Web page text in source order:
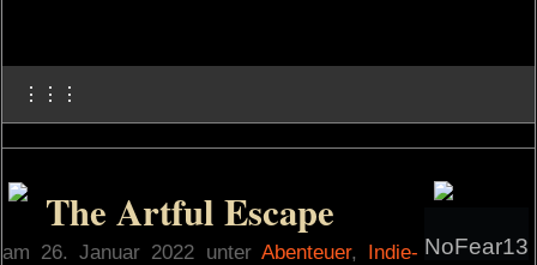
⋮⋮⋮
NoFear13
The Artful Escape
am 26. Januar 2022 unter Abenteuer, Indie-